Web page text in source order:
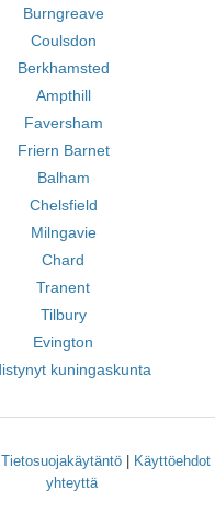
Burngreave
Coulsdon
Berkhamsted
Ampthill
Faversham
Friern Barnet
Balham
Chelsfield
Milngavie
Chard
Tranent
Tilbury
Evington
kuningaskunta
Tietosuojakäytäntö| Käyttöehdot|
yhteyttä